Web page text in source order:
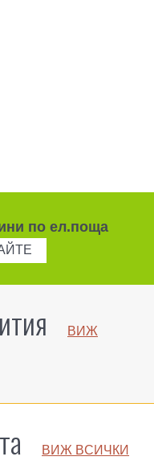
по ел.поща
ВИЖ
ВИЖ BСИЧКИ